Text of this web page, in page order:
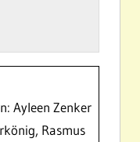
Ayleen Zenker
Rasmus